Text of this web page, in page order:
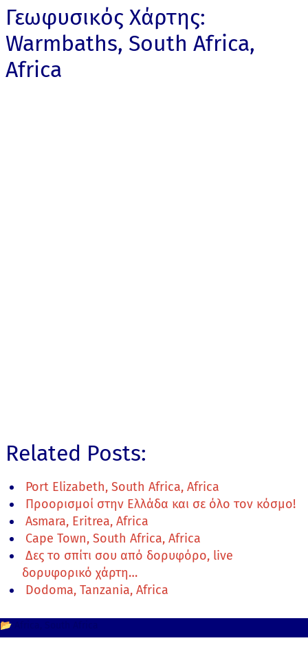
Γεωφυσικός Χάρτης:
Warmbaths, South Africa,
Africa
Related Posts:
Port Elizabeth, South Africa, Africa
Προορισμοί στην Ελλάδα και σε όλο τον κόσμο!
Asmara, Eritrea, Africa
Cape Town, South Africa, Africa
Δες το σπίτι σου από δορυφόρο, live
δορυφορικό χάρτη…
Dodoma, Tanzania, Africa
📂